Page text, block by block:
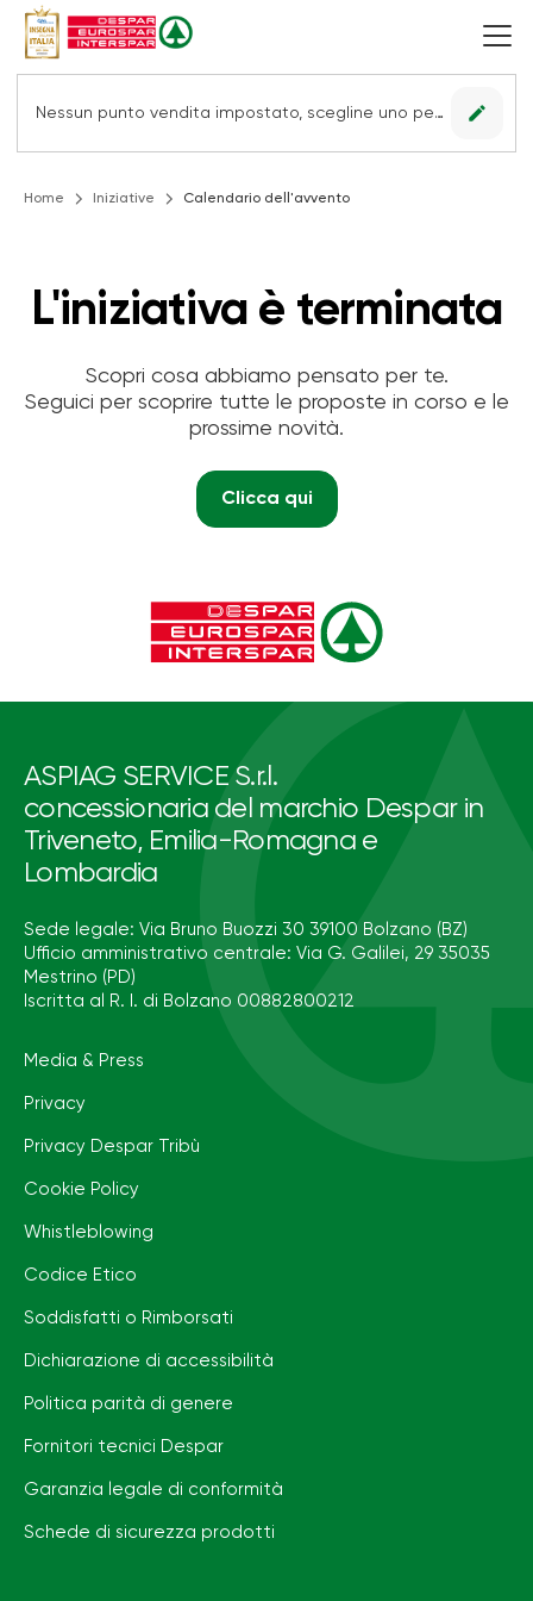
Nessun punto vendita impostato, scegline uno per vedere le offerte. edit
Home Iniziative Calendario dell'avvento
L'iniziativa è terminata
Scopri cosa abbiamo pensato per te.
Seguici per scoprire tutte le proposte in corso e le
prossime novità.
Clicca qui
ASPIAG SERVICE S.r.l.
concessionaria del marchio Despar in
Triveneto, Emilia-Romagna e
Lombardia
Sede legale: Via Bruno Buozzi 30 39100 Bolzano (BZ)
Ufficio amministrativo centrale: Via G. Galilei, 29 35035
Mestrino (PD)
Iscritta al R. I. di Bolzano 00882800212
Media & Press
Privacy
Privacy Despar Tribù
Cookie Policy
Whistleblowing
Codice Etico
Soddisfatti o Rimborsati
Dichiarazione di accessibilità
Politica parità di genere
Fornitori tecnici Despar
Garanzia legale di conformità
Schede di sicurezza prodotti